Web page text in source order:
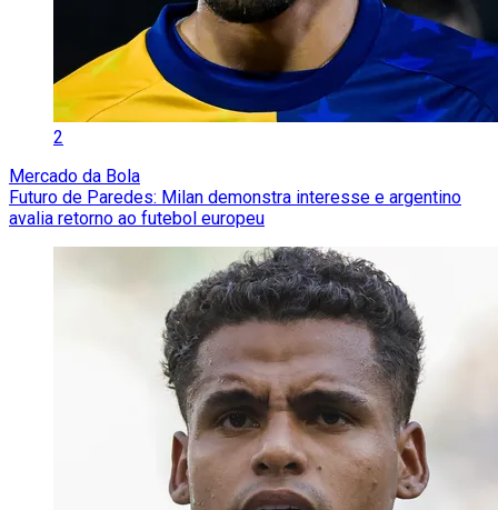
2
Mercado da Bola
Futuro de Paredes: Milan demonstra interesse e argentino
avalia retorno ao futebol europeu